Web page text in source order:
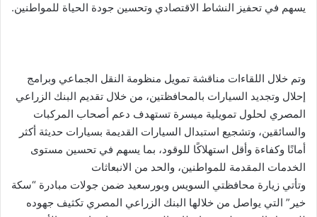
يسهم في تحفيز النشاط الاقتصادي وتحسين جودة الحياة للمواطنين.
وتم خلال اللقاءات مناقشة تمويل منظومة النقل الجماعي وبرامج
إحلال وتجديد السيارات بالمحافظتين، من خلال تقديم البنك الزراعي
المصري لحلول تمويلية ميسرة تستهدف دعم أصحاب المركبات
والسائقين، وتشجيع استبدال السيارات القديمة بسيارات حديثة أكثر
أمانًا وكفاءة وأقل استهلاكًا للوقود، بما يسهم في تحسين مستوى
الخدمات المقدمة للمواطنين، والحد من الانبعاثات
وتأتي زيارة محافظتي السويس وبورسعيد ضمن جولات مبادرة “سكة
خير” التي يواصل من خلالها البنك الزراعي المصري تكثيف جهوده